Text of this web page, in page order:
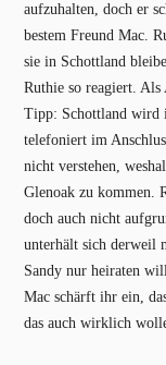
aufzuhalten, doch er
bestem Freund Mac.
sie in Schottland
Ruthie so reagiert.
Tipp: Schottland wird
telefoniert im
nicht verstehen,
Glenoak zu kommen.
doch auch nicht
unterhält sich derweil
Sandy nur heiraten
Mac schärft ihr ein,
das auch wirklich